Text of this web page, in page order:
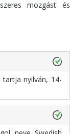
mozgást és
nyilván, 14-